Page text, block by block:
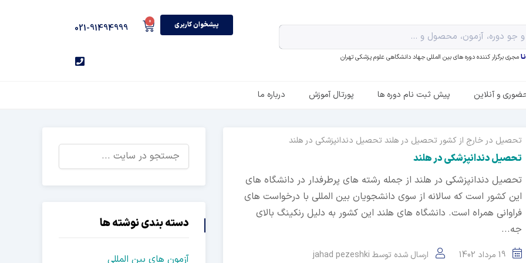
مجری برگزار کننده دوره های بین المللی جهاد دانشگاهی علوم پزشکی تهران
پیشخوان کاربری 0
021-91494999
و آنلاین پیش ثبت نام دوره ها پورتال آموزش درباره ما
تحصیل در خارج از کشور تحصیل در هلند تحصیل دندانپزشکی در هلند
تحصیل دندانپزشکی در هلند
تحصیل دندانپزشکی در هلند از جمله رشته های پرطرفدار در دانشگاه های
این کشور است که سالانه از سوی دانشجویان بین المللی با درخواست های
فراوانی همراه است. دانشگاه های هلند این کشور به دلیل رنکینگ بالای
جه...
ارسال شده توسط jahad pezeshki
دسته بندی نوشته ها
آزمون های بین المللی